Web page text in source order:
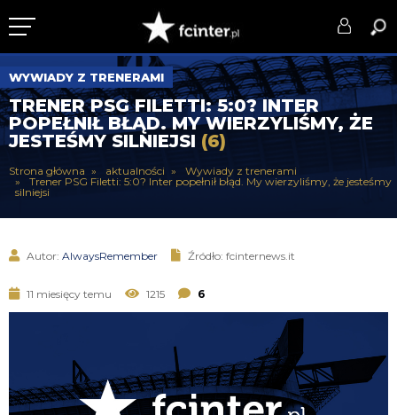
KLUB
DRUŻYNA
SERIE A
PUCHARY
SERWIS
WYWIADY Z TRENERAMI
TRENER PSG FILETTI: 5:0? INTER
POPEŁNIŁ BŁĄD. MY WIERZYLIŚMY, ŻE
JESTEŚMY SILNIEJSI (6)
Strona główna aktualności
Wywiady z trenerami
Trener PSG Filetti: 5:0? Inter popełnił błąd. My wierzyliśmy, że jesteśmy
silniejsi
Autor: AlwaysRemember Źródło: fcinternews.it
11 miesięcy temu 1215 6